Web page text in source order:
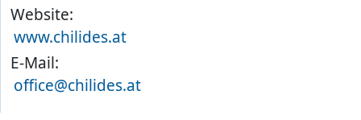
Website:
www.chilides.at
E-Mail:
office@chilides.at